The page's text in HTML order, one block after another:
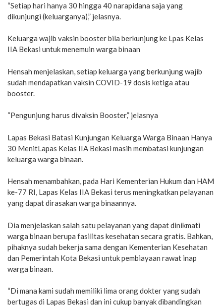
“Setiap hari hanya 30 hingga 40 narapidana saja yang
dikunjungi (keluarganya),” jelasnya.
Keluarga wajib vaksin booster bila berkunjung ke Lpas Kelas
IIA Bekasi untuk menemuin warga binaan
Hensah menjelaskan, setiap keluarga yang berkunjung wajib
sudah mendapatkan vaksin COVID-19 dosis ketiga atau
booster.
“Pengunjung harus divaksin Booster,” jelasnya
Lapas Bekasi Batasi Kunjungan Keluarga Warga Binaan Hanya
30 MenitLapas Kelas IIA Bekasi masih membatasi kunjungan
keluarga warga binaan.
Hensah menambahkan, pada Hari Kementerian Hukum dan HAM
ke-77 RI, Lapas Kelas IIA Bekasi terus meningkatkan pelayanan
yang dapat dirasakan warga binaannya.
Dia menjelaskan salah satu pelayanan yang dapat dinikmati
warga binaan berupa fasilitas kesehatan secara gratis. Bahkan,
pihaknya sudah bekerja sama dengan Kementerian Kesehatan
dan Pemerintah Kota Bekasi untuk pembiayaan rawat inap
warga binaan.
“Di mana kami sudah memiliki lima orang dokter yang sudah
bertugas di Lapas Bekasi dan ini cukup banyak dibandingkan